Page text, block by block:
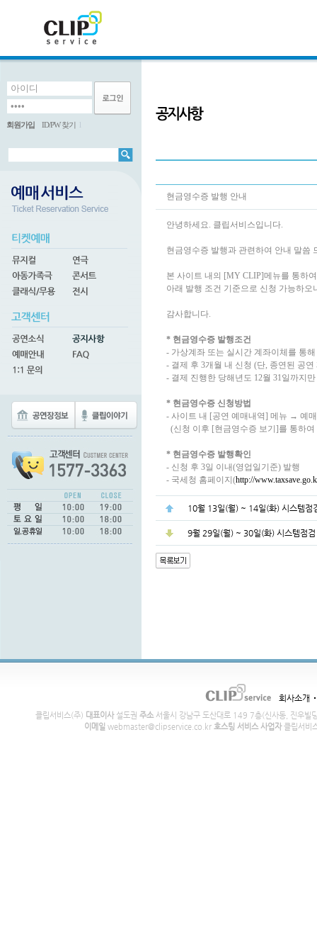
회원가입 ID/PW 찾기
현금영수증 발행 안내
안녕하세요. 클립서비스입니다.
현금영수증 발행과 관련하여 안내 말씀
본 사이트 내의 [MY CLIP]메뉴를 통하
아래 발행 조건 기준으로 신청 가능하
감사합니다.
* 현금영수증 발행조건
- 가상계좌 또는 실시간 계좌이체를 통
- 결제 후 3개월 내 신청 (단, 종연된 공연
- 결제 진행한 당해년도 12월 31일까지
* 현금영수증 신청방법
- 사이트 내 [공연 예매내역] 메뉴 → 예
(신청 이후 [현금영수증 보기]를 통하
* 현금영수증 발행확인
- 신청 후 3일 이내(영업일기준) 발행
- 국세청 홈페이지(http://
10월 13일(월) ~ 14일(화) 시스템점
9월 29일(월) ~ 30일(화) 시스템점검
회사소개
클립서비스(주) 대표이사설도권 주소서울시 강남구 도산대로 149 7층(신사동, 진우빌
이메일 webmaster@clipservice.co.kr 호스팅 서비스 사업자클립서비